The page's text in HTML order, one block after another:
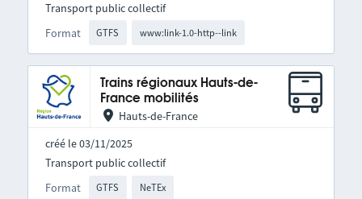
Format GTFS www:link-1.0-http--link
Transport public collectif
Trains régionaux Hauts-de-
France mobilités
Hauts-de-France
créé le 03/11/2025
Format GTFS NeTEx
Transport public collectif